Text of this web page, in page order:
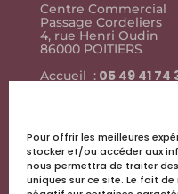
Pour offrir les meilleures
stocker et/ou accéder aux
nous permettra de traiter
uniques sur ce site. Le fait
Centre Commercial
Passage Cordeliers
4, rue Henri Oudin
86000 POITIERS
Accueil : 05 49 41 74
Liens utiles
Actus & events